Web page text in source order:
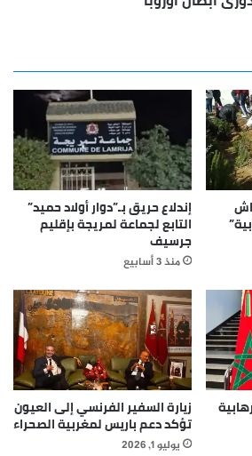
إندلاع حريق بـ”دوار أولاد حميد”
التابع لجماعة لمريجة بإقليم
جرسيف
منذ 3 أسابيع
زيارة السفير الفرنسي إلى العيون
تؤكد دعم باريس لمغربية الصحراء
يوليو 1, 2026